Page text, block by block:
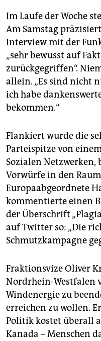
Im Laufe der Woche
Am Samstag
Interview mit der
„sehr bewusst auf
zurückgegriffen“.
allein. „Es sind nicht
ich habe
bekommen.“
Flankiert wurde die
Parteispitze von
Sozialen
Vorwürfe in den
Europaabgeordnete
kommentierte einen
der Überschrift
auf Twitter so: „Die
Schmutzkampagne
Fraktionsvize Oliver
Nordrhein-Westfalen
Windenergie zu
erreichen zu wollen.
Politik kostet überall
Kanada – Menschen